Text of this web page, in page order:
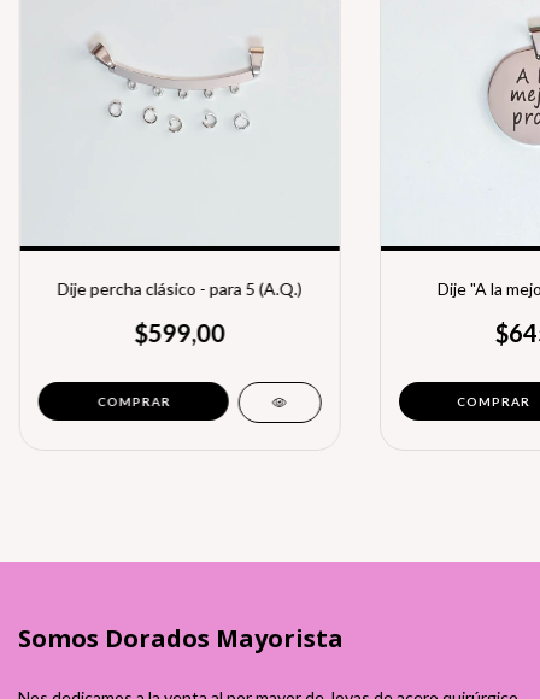
Dije percha clásico - para 5 (A.Q.)
$599,00
Dije "A la
Somos Dorados Mayorista